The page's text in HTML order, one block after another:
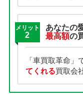
メリット
2
あなたの
最高額の
「車買取革命」
てくれる買取会